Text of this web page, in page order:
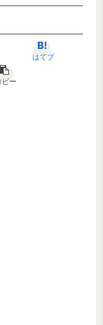
はてブ
ピー